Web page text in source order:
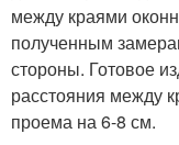
между краями
полученным
стороны. Готовое
расстояния между
проема на 6-8 см.